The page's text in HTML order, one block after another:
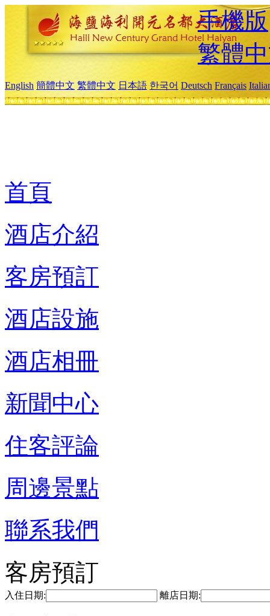
手機版
繁體
English 簡體中文 繁體中文 日本語 한국어 Deutsch Français
首頁
酒店介紹
客房預訂
酒店設施
酒店相冊
新聞中心
住客評論
周邊景點
聯系我們
客房預訂
入住日期: 離店日期: